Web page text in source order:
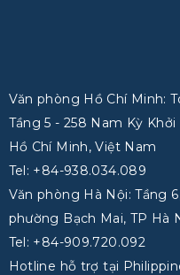
Văn phòng Hồ Chí Minh:
Tầng 5 - 258 Nam Kỳ
Hồ Chí Minh, Việt Nam
Tel: +84-938.034.089
Văn phòng Hà Nội: Tầng
phường Bạch Mai, TP Hà
Tel: +84-909.720.092
Hotline hỗ trợ tại